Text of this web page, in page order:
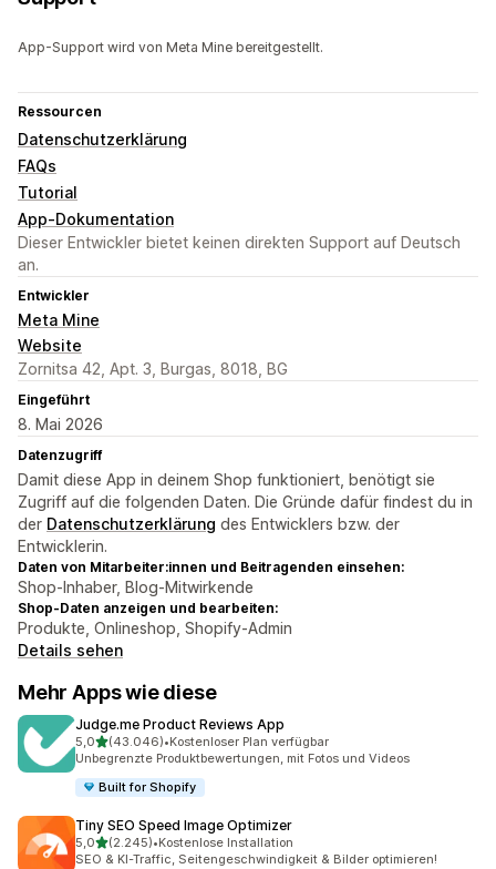
App-Support wird von Meta Mine bereitgestellt.
Ressourcen
Datenschutzerklärung
FAQs
Tutorial
App-Dokumentation
Dieser Entwickler bietet keinen direkten Support auf Deutsch
an.
Entwickler
Meta Mine
Website
Zornitsa 42, Apt. 3, Burgas, 8018, BG
Eingeführt
8. Mai 2026
Datenzugriff
Damit diese App in deinem Shop funktioniert, benötigt sie
Zugriff auf die folgenden Daten. Die Gründe dafür findest du in
der Datenschutzerklärung des Entwicklers bzw. der
Entwicklerin.
Daten von Mitarbeiter:innen und Beitragenden einsehen:
Shop-Inhaber, Blog-Mitwirkende
Shop-Daten anzeigen und bearbeiten:
Produkte, Onlineshop, Shopify-Admin
Details sehen
Mehr Apps wie diese
Judge.me Product Reviews App
5,0von 5 Sternen
(43.046)
43046 Rezensionen insgesamt
•Kostenloser Plan verfügbar
Unbegrenzte Produktbewertungen, mit Fotos und Videos
Built for Shopify
Tiny SEO Speed Image Optimizer
5,0von 5 Sternen
(2.245)
2245 Rezensionen insgesamt
•Kostenlose Installation
SEO & KI-Traffic, Seitengeschwindigkeit & Bilder optimieren!